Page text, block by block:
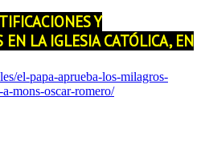
Y
EN LA IGLESIA CATÓLICA, EN
el-papa-aprueba-los-milagros-
mons-oscar-romero/